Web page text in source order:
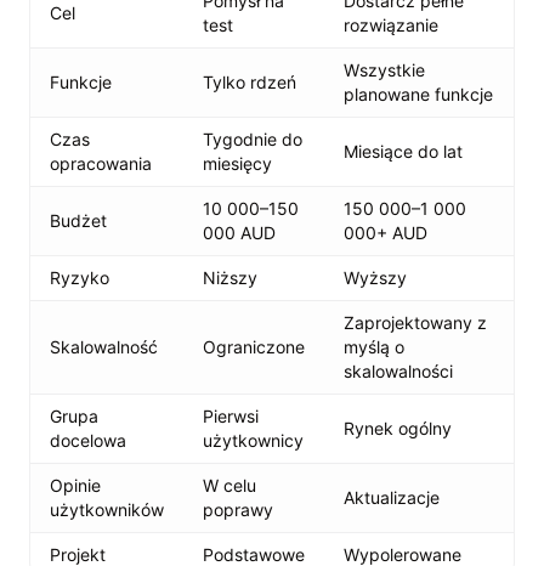
Cel
test
rozwiązanie
Funkcje Tylko rdzeń
Wszystkie
planowane funkcje
Czas
opracowania
Tygodnie do
miesięcy
Miesiące do lat
Budżet
10 000–150
000 AUD
150 000–1 000
000+ AUD
Ryzyko Niższy Wyższy
Skalowalność Ograniczone
Zaprojektowany z
myślą o
skalowalności
Grupa
docelowa
Pierwsi
użytkownicy
Rynek ogólny
Opinie
użytkowników
W celu
poprawy
Aktualizacje
Projekt Podstawowe Wypolerowane